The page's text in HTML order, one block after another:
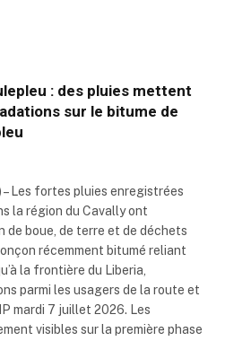
: des pluies mettent
sur le bitume de
Les fortes pluies enregistrées
la région du Cavally ont
de boue, de terre et de déchets
récemment bitumé reliant
la frontière du Liberia,
parmi les usagers de la route et
mardi 7 juillet 2026. Les
visibles sur la première phase